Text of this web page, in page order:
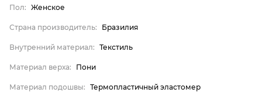
Материал верха
Материал подошвы
Материал стельки
Бразилия
Пол: Женское
Страна производитель: Бразилия
Внутренний материал: Текстиль
Материал верха: Пони
Материал подошвы: Термопластичный эластомер